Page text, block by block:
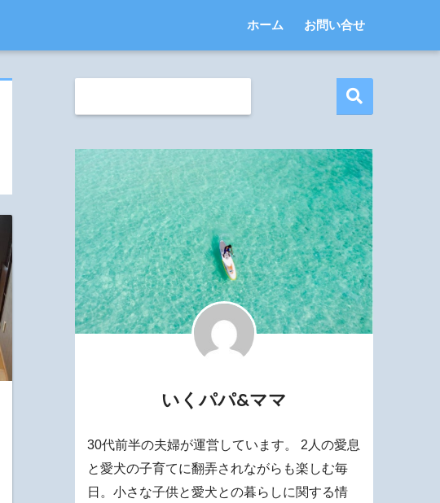
ホーム お問い合せ
いくパパ&ママ
30代前半の夫婦が運営しています。 2人の愛息
と愛犬の子育てに翻弄されながらも楽しむ毎
日。小さな子供と愛犬との暮らしに関する情